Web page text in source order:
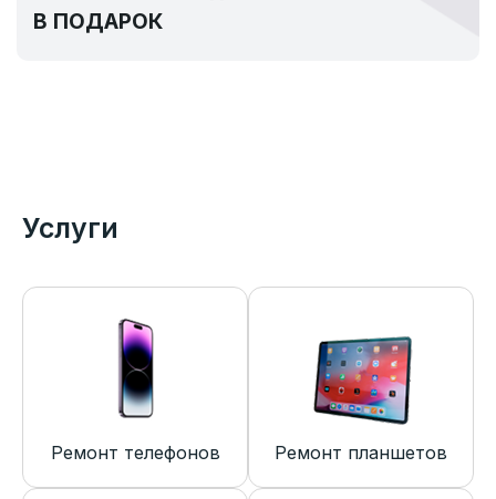
В ПОДАРОК
Услуги
Ремонт телефонов Ремонт планшетов